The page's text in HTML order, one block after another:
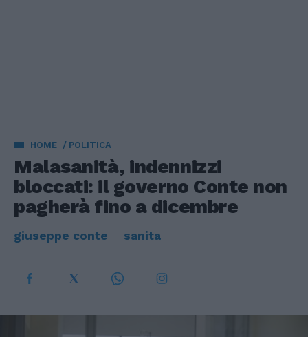
HOME POLITICA
Malasanità, indennizzi
bloccati: il governo Conte non
pagherà fino a dicembre
giuseppe conte sanita